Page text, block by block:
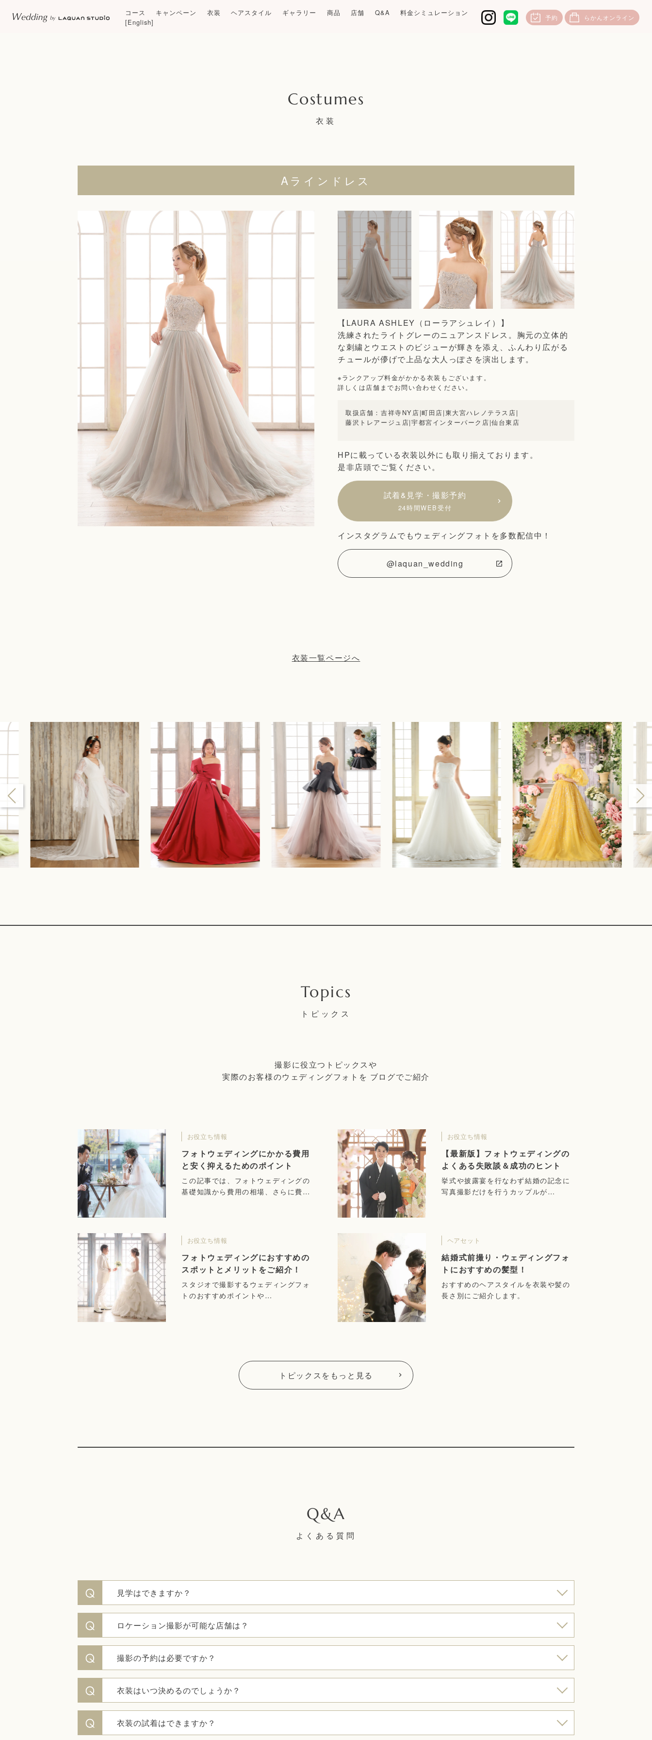
コース キャンペーン 衣装 ヘアスタイル ギャラリー 商品 店舗 Q&A
料金シミュレーション
[English]
予約 らかんオンライン
衣装
Aラインドレス
【LAURA ASHLEY（ローラアシュレイ）】
洗練されたライトグレーのニュアンスドレス。胸元の立体的
な刺繍とウエストのビジューが輝きを添え、ふんわり広がる
チュールが儚げで上品な大人っぽさを演出します。
※ランクアップ料金がかかる衣装もございます。
詳しくは店舗までお問い合わせください。
吉祥寺NY店|町田店|東大宮ハレノテラス店|
藤沢トレアージュ店|宇都宮インターパーク店|仙台東店
HPに載っている衣装以外にも取り揃えております。
是非店頭でご覧ください。
試着&見学・撮影予約
24時間WEB受付
インスタグラムでもウェディングフォトを多数配信中！
@laquan_wedding
衣装一覧ページへ
トピックス
撮影に役立つトピックスや
実際のお客様のウェディングフォトを ブログでご紹介
お役立ち情報
フォトウェディングにかかる費用
と安く抑えるためのポイント
この記事では、フォトウェディングの
基礎知識から費用の相場、さらに費用
お役立ち情報
【最新版】フォトウェディングの
よくある失敗談＆成功のヒント
挙式や披露宴を行なわず結婚の記念に
写真撮影だけを行うカップルが…
お役立ち情報
フォトウェディングにおすすめの
スポットとメリットをご紹介！
スタジオで撮影するウェディングフォ
トのおすすめポイントや…
ヘアセット
結婚式前撮り・ウェディングフォ
トにおすすめの髪型！
おすすめのヘアスタイルを衣装や髪の
長さ別にご紹介します。
トピックスをもっと見る
よくある質問
見学はできますか？
ロケーション撮影が可能な店舗は？
撮影の予約は必要ですか？
衣装はいつ決めるのでしょうか？
衣装の試着はできますか？